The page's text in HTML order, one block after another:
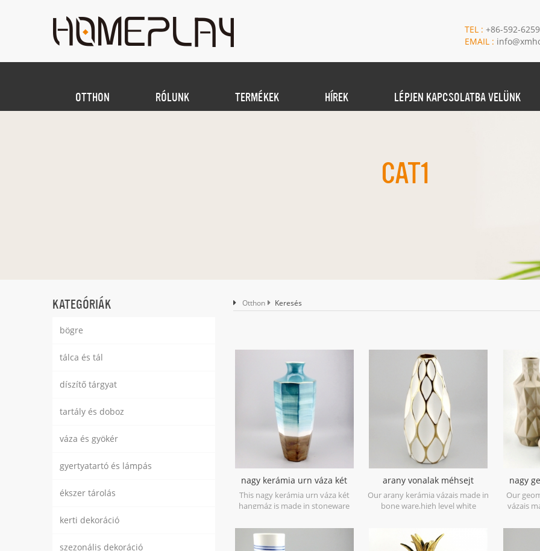
TEL : +86-592-
EMAIL :
OTTHON RÓLUNK TERMÉKEK HÍREK LÉPJEN KAPCSOLATBA VELÜNK
CAT1
KATEGÓRIÁK
bögre
tálca és tál
díszítő tárgyat
tartály és doboz
váza és gyökér
gyertyatartó és lámpás
ékszer tárolás
kerti dekoráció
szezonális dekoráció
Otthon Keresés
nagy kerámia urn váza két
hangmáz
This nagy kerámia urn váza két
hangmáz is made in stoneware
present two tone colors,it is hand
crafted so the color is
arany vonalak méhsejt
kerámia fehér váza
Our arany kerámia vázais made in
bone ware,high level white
nagy
Our
vázais
three